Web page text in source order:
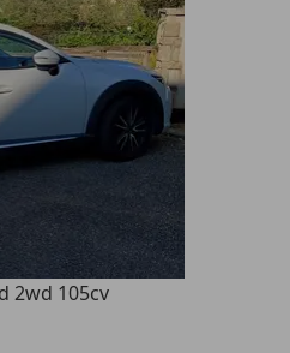
2wd 105cv